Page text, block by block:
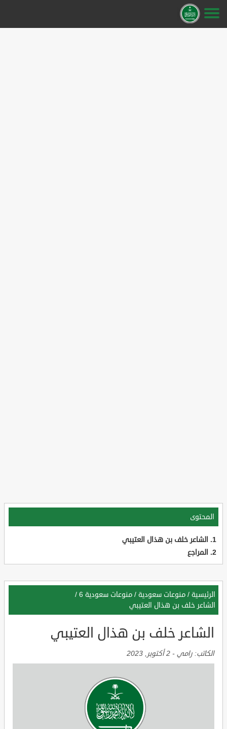
المحتوى
الشاعر خلف بن هذال العتيبي
المراجع
الرئيسية / منوعات سعودية / منوعات سعودية 6
/
الشاعر خلف بن هذال العتيبي
الشاعر خلف بن هذال العتيبي
الكاتب: رامي - 2 أكتوبر, 2023